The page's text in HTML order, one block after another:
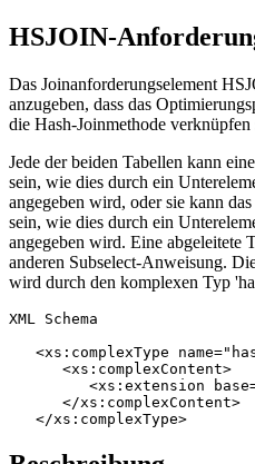
HSJOIN-
Das Joinanforderungselement
anzugeben, dass das
die Hash-Joinmethode verknüpfen
Jede der beiden Tabellen kann
sein, wie dies durch ein
angegeben wird, oder sie kann
sein, wie dies durch ein
angegeben wird. Eine abgeleitete
anderen Subselect-Anweisung.
wird durch den komplexen Typ
XML Schema
<xs:complexType
      <xs:complexContent>
<xs:extension
      </xs:complexContent>
   </xs:complexType>